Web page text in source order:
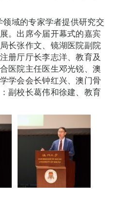
域的专家学者提供研究交
。出席今届开幕式的嘉宾
长张作文、镜湖医院副院
册厅厅长李志洋、教育及
医院主任医生邓光锐、澳
学会会长钟红兴、澳门骨
副校长葛伟和徐建、教育